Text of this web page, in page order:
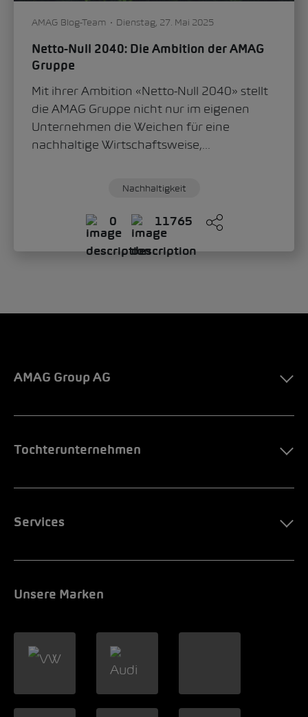
AMAG Blog-Team Dienstag, 27. Mai 2025
Netto-Null 2040: Die Ambition der AMAG
Gruppe
Mit ihrer Ambition «Netto-Null 2040» stellt
die AMAG Gruppe nicht nur im eigenen
Unternehmen die Weichen für eine
nachhaltige Wirtschaftsweise,...
Nachhaltigkeit
0 11765
AMAG Group AG
Tochterunternehmen
Services
Unsere Marken